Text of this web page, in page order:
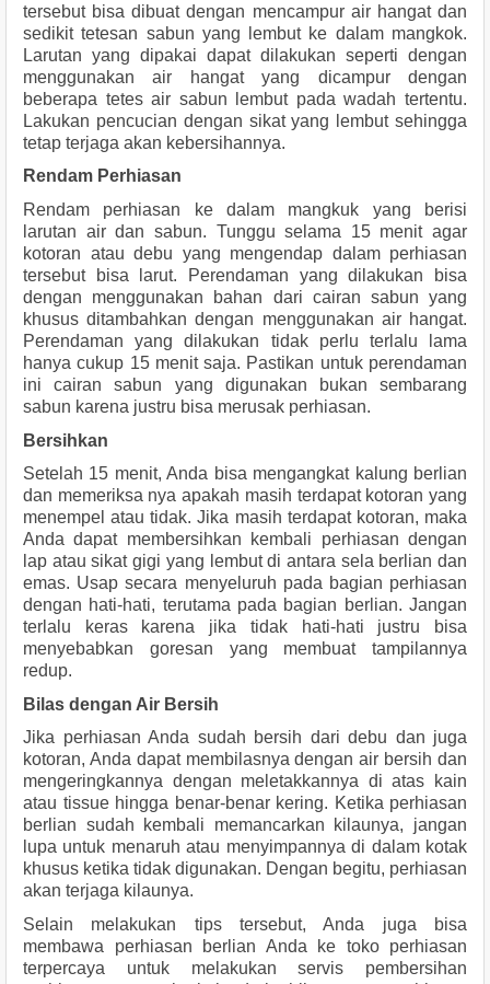
tersebut bisa dibuat dengan mencampur air hangat dan
sedikit tetesan sabun yang lembut ke dalam mangkok.
Larutan yang dipakai dapat dilakukan seperti dengan
menggunakan air hangat yang dicampur dengan
beberapa tetes air sabun lembut pada wadah tertentu.
Lakukan pencucian dengan sikat yang lembut sehingga
tetap terjaga akan kebersihannya.
Rendam Perhiasan
Rendam perhiasan ke dalam mangkuk yang berisi
larutan air dan sabun. Tunggu selama 15 menit agar
kotoran atau debu yang mengendap dalam perhiasan
tersebut bisa larut. Perendaman yang dilakukan bisa
dengan menggunakan bahan dari cairan sabun yang
khusus ditambahkan dengan menggunakan air hangat.
Perendaman yang dilakukan tidak perlu terlalu lama
hanya cukup 15 menit saja. Pastikan untuk perendaman
ini cairan sabun yang digunakan bukan sembarang
sabun karena justru bisa merusak perhiasan.
Bersihkan
Setelah 15 menit, Anda bisa mengangkat kalung berlian
dan memeriksa nya apakah masih terdapat kotoran yang
menempel atau tidak. Jika masih terdapat kotoran, maka
Anda dapat membersihkan kembali perhiasan dengan
lap atau sikat gigi yang lembut di antara sela berlian dan
emas. Usap secara menyeluruh pada bagian perhiasan
dengan hati-hati, terutama pada bagian berlian. Jangan
terlalu keras karena jika tidak hati-hati justru bisa
menyebabkan goresan yang membuat tampilannya
redup.
Bilas dengan Air Bersih
Jika perhiasan Anda sudah bersih dari debu dan juga
kotoran, Anda dapat membilasnya dengan air bersih dan
mengeringkannya dengan meletakkannya di atas kain
atau tissue hingga benar-benar kering. Ketika perhiasan
berlian sudah kembali memancarkan kilaunya, jangan
lupa untuk menaruh atau menyimpannya di dalam kotak
khusus ketika tidak digunakan. Dengan begitu, perhiasan
akan terjaga kilaunya.
Selain melakukan tips tersebut, Anda juga bisa
membawa perhiasan berlian Anda ke toko perhiasan
terpercaya untuk melakukan servis pembersihan